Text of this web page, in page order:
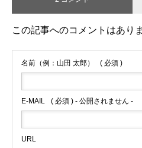
この記事へのコメントはあり
名前（例：山田 太郎） ( 必須 )
E-MAIL ( 必須 ) - 公開されません -
URL